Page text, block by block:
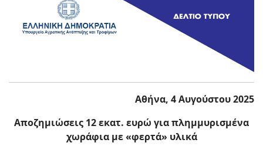
Αθήνα, 4 Αυγούστου 2025
Αποζημιώσεις 12 εκατ. ευρώ για πλημμυρισμένα
χωράφια με «φερτά» υλικά